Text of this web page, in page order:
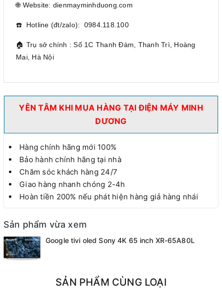
🌐 Website: dienmayminhduong.com
☎️ Hotline (đt/zalo): 0984.118.100
🏠 Trụ sở chính : Số 1C Thanh Đàm, Thanh Trì, Hoàng
Mai, Hà Nội
YÊN TÂM KHI MUA HÀNG TẠI ĐIỆN MÁY MINH
DƯƠNG
Hàng chính hãng mới 100%
Bảo hành chính hãng tại nhà
Chăm sóc khách hàng 24/7
Giao hàng nhanh chóng 2-4h
Hoàn tiền 200% nếu phát hiện hàng giả hàng nhái
Sản phẩm vừa xem
Google tivi oled Sony 4K 65 inch XR-65A80L
SẢN PHẨM CÙNG LOẠI